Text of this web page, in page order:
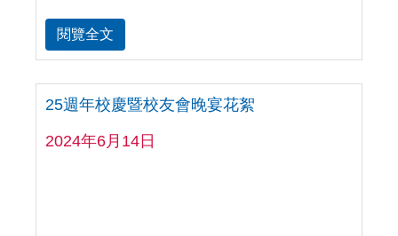
閱覽全文
25週年校慶暨校友會晚宴花絮
2024年6月14日